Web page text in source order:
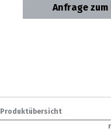
Anfrage
Produktübersicht